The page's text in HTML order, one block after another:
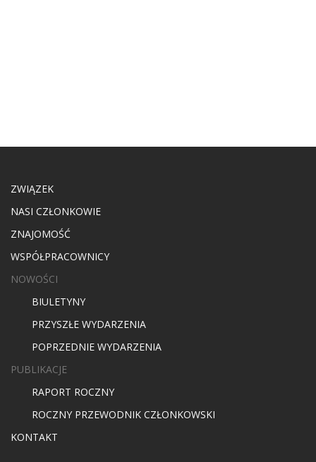
ZWIĄZEK
NASI CZŁONKOWIE
ZNAJOMOŚĆ
WSPÓŁPRACOWNICY
NOWOŚCI
BIULETYNY
PRZYSZŁE WYDARZENIA
POPRZEDNIE WYDARZENIA
PUBLIKACJE
RAPORT ROCZNY
ROCZNY PRZEWODNIK CZŁONKOWSKI
KONTAKT